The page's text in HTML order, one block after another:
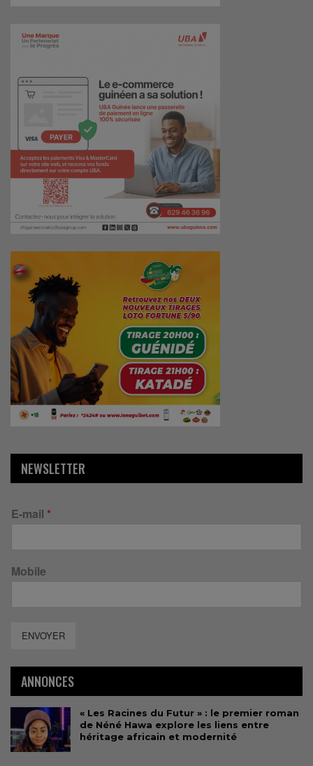
NEWSLETTER
E-mail *
Mobile
ENVOYER
ANNONCES
« Les Racines du Futur » : le premier roman
de Néné Hawa explore les liens entre
héritage africain et modernité